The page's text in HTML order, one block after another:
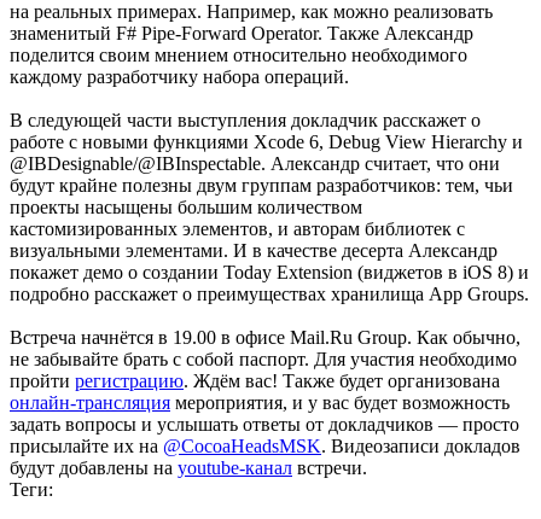
на реальных примерах. Например, как можно реализовать
знаменитый F# Pipe-Forward Operator. Также Александр
поделится своим мнением относительно необходимого
каждому разработчику набора операций.
В следующей части выступления докладчик расскажет о
работе с новыми функциями Xcode 6, Debug View Hierarchy и
@IBDesignable/@IBInspectable. Александр считает, что они
будут крайне полезны двум группам разработчиков: тем, чьи
проекты насыщены большим количеством
кастомизированных элементов, и авторам библиотек с
визуальными элементами. И в качестве десерта Александр
покажет демо о создании Today Extension (виджетов в iOS 8) и
подробно расскажет о преимуществах хранилища App Groups.
Встреча начнётся в 19.00 в офисе Mail.Ru Group. Как обычно,
не забывайте брать с собой паспорт. Для участия необходимо
пройти регистрацию. Ждём вас! Также будет организована
онлайн-трансляция мероприятия, и у вас будет возможность
задать вопросы и услышать ответы от докладчиков — просто
присылайте их на @CocoaHeadsMSK. Видеозаписи докладов
будут добавлены на youtube-канал встречи.
Теги: